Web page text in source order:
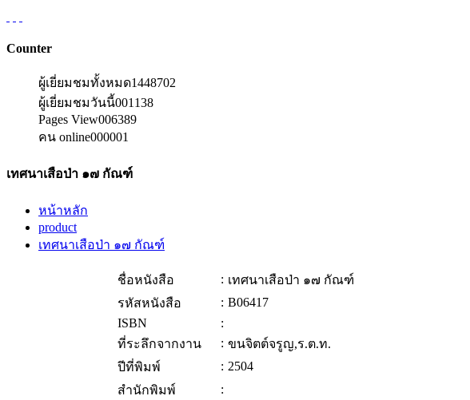
Counter
ผู้เยี่ยมชมทั้งหมด1448702
ผู้เยี่ยมชมวันนี้001138
Pages View006389
คน online000001
เทศนาเสือป่า ๑๗ กัณฑ์
หน้าหลัก
product
เทศนาเสือป่า ๑๗ กัณฑ์
ชื่อหนังสือ : เทศนาเสือป่า ๑๗ กัณฑ์
รหัสหนังสือ
: B06417
ISBN
:
ที่ระลึกจากงาน
: ขนจิตต์จรูญ,ร.ต.ท.
ปีที่พิมพ์
: 2504
สำนักพิมพ์
: